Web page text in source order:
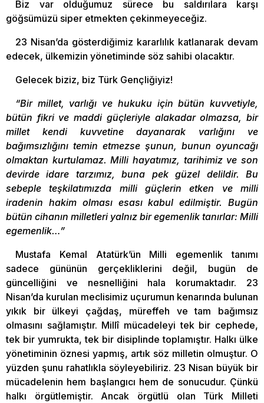
Biz var olduğumuz sürece bu saldırılara karşı
göğsümüzü siper etmekten çekinmeyeceğiz.
23 Nisan’da gösterdiğimiz kararlılık katlanarak devam
edecek, ülkemizin yönetiminde söz sahibi olacaktır.
Gelecek biziz, biz Türk Gençliğiyiz!
“Bir millet, varlığı ve hukuku için bütün kuvvetiyle,
bütün fikri ve maddi güçleriyle alakadar olmazsa, bir
millet kendi kuvvetine dayanarak varlığını ve
bağımsızlığını temin etmezse şunun, bunun oyuncağı
olmaktan kurtulamaz. Milli hayatımız, tarihimiz ve son
devirde idare tarzımız, buna pek güzel delildir. Bu
sebeple teşkilatımızda milli güçlerin etken ve milli
iradenin hakim olması esası kabul edilmiştir. Bugün
bütün cihanın milletleri yalnız bir egemenlik tanırlar: Milli
egemenlik…”
Mustafa Kemal Atatürk’ün Milli egemenlik tanımı
sadece gününün gerçekliklerini değil, bugün de
güncelliğini ve nesnelliğini hala korumaktadır. 23
Nisan’da kurulan meclisimiz uçurumun kenarında bulunan
yıkık bir ülkeyi çağdaş, müreffeh ve tam bağımsız
olmasını sağlamıştır. Millî mücadeleyi tek bir cephede,
tek bir yumrukta, tek bir disiplinde toplamıştır. Halkı ülke
yönetiminin öznesi yapmış, artık söz milletin olmuştur. O
yüzden şunu rahatlıkla söyleyebiliriz. 23 Nisan büyük bir
mücadelenin hem başlangıcı hem de sonucudur. Çünkü
halkı örgütlemiştir. Ancak örgütlü olan Türk Milleti